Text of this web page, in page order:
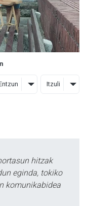
Itzuli
hitzak
eginda, tokiko
komunikabidea